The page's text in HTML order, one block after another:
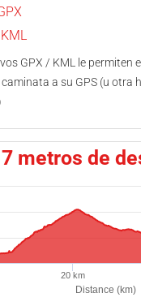
GPX / KML le permiten
a su GPS (u otra
metros de
Distance (km)
20 km